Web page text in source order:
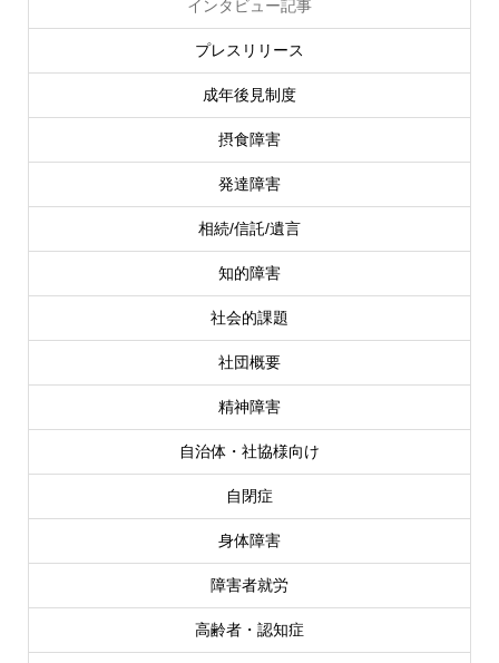
インタビュー記事
プレスリリース
成年後見制度
摂食障害
発達障害
相続/信託/遺言
知的障害
社会的課題
社団概要
精神障害
自治体・社協様向け
自閉症
身体障害
障害者就労
高齢者・認知症